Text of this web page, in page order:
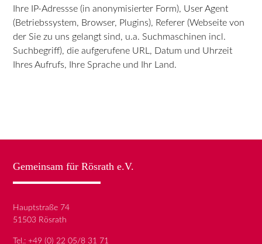
Ihre IP-Adressse (in anonymisierter Form), User Agent
(Betriebssystem, Browser, Plugins), Referer (Webseite von
der Sie zu uns gelangt sind, u.a. Suchmaschinen incl.
Suchbegriff), die aufgerufene URL, Datum und Uhrzeit
Ihres Aufrufs, Ihre Sprache und Ihr Land.
Gemeinsam für Rösrath e.V.
Hauptstraße 74
51503 Rösrath
Tel.:+49 (0) 22 05/8 31 71